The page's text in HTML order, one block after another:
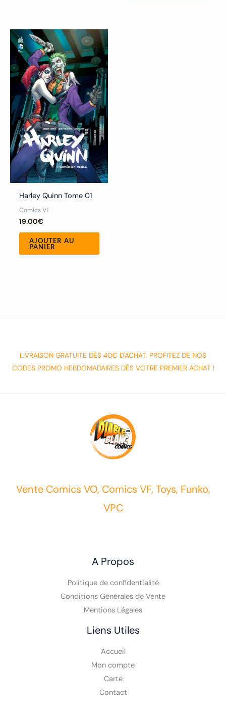
Harley Quinn Tome 01
Comics VF
19.00€
AJOUTER AU
PANIER
LIVRAISON GRATUITE DÈS 40€ D'ACHAT. PROFITEZ DE NOS
CODES PROMO HEBDOMADAIRES DÈS VOTRE PREMIER ACHAT !
Vente Comics VO, Comics VF, Toys, Funko,
VPC
A Propos
Politique de confidentialité
Conditions Générales de Vente
Mentions Légales
Liens Utiles
Accueil
Mon compte
Carte
Contact